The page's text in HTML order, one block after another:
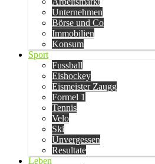
Unternehmen
Börse und Co
Immobilien
Konsum
Sport
Fussball
Eishockey
Eismeister Zaugg
Formel 1
Tennis
Velo
Ski
Unvergessen
Resultate
Leben